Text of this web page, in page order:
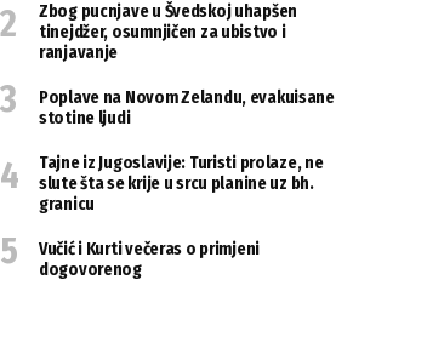
Zbog pucnjave u Švedskoj uhapšen
tinejdžer, osumnjičen za ubistvo i
ranjavanje
Poplave na Novom Zelandu, evakuisane
stotine ljudi
Tajne iz Jugoslavije: Turisti prolaze, ne
slute šta se krije u srcu planine uz bh.
granicu
Vučić i Kurti večeras o primjeni
dogovorenog